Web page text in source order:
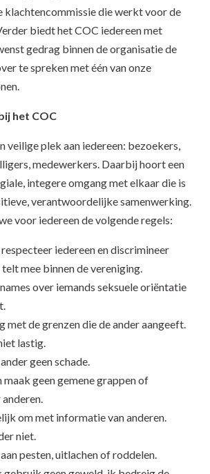
klachtencommissie die werkt voor de
biedt het COC iedereen met
gedrag binnen de organisatie de
te spreken met één van onze
het COC
veilige plek aan iedereen: bezoekers,
medewerkers. Daarbij hoort een
integere omgang met elkaar die is
verantwoordelijke samenwerking.
voor iedereen de volgende regels:
iedereen en discrimineer
mee binnen de vereniging.
over iemands seksuele oriëntatie
met de grenzen die de ander aangeeft.
lastig.
geen schade.
geen gemene grappen of
om met informatie van anderen.
niet.
pesten, uitlachen of roddelen.